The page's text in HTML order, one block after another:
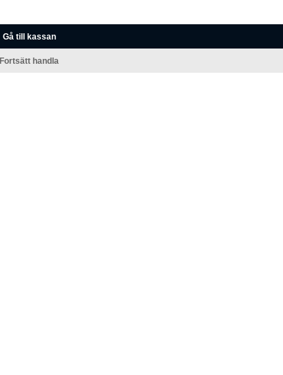
Gå till kassan
Fortsätt handla